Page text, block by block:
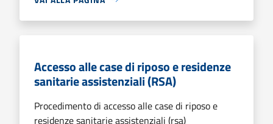
Accesso alle case di riposo e residenze
sanitarie assistenziali (RSA)
Procedimento di accesso alle case di riposo e
residenze sanitarie assistenziali (rsa)